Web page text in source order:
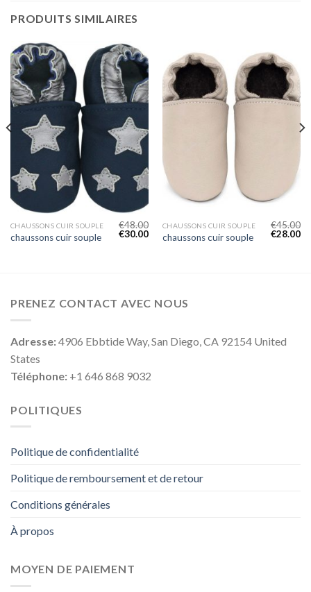
PRODUITS SIMILAIRES
CHAUSSONS CUIR SOUPLE
chaussons cuir souple
€48.00
€30.00
CHAUSSONS CUIR SOUPLE
chaussons cuir souple
€45.00
€28.00
PRENEZ CONTACT AVEC NOUS
Adresse:4906 Ebbtide Way, San Diego, CA 92154 United
States
Téléphone: +1 646 868 9032
POLITIQUES
Politique de confidentialité
Politique de remboursement et de retour
Conditions générales
À propos
MOYEN DE PAIEMENT